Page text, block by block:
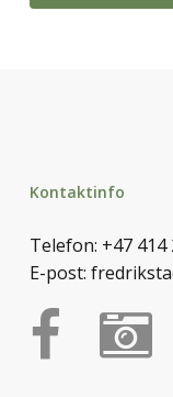
Kontaktinfo
Telefon: +47 414
E-post: